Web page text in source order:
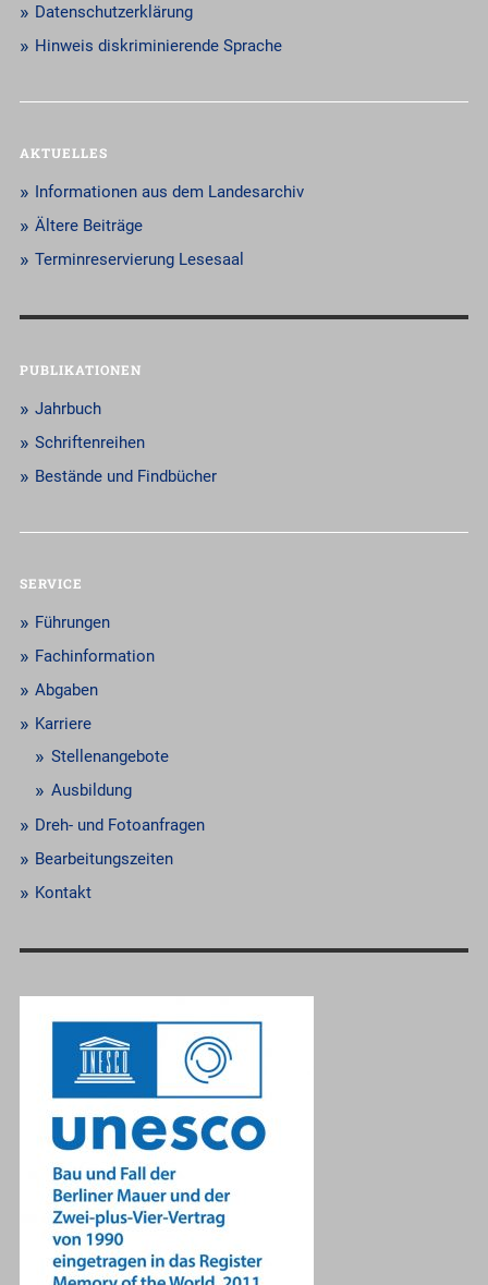
Datenschutzerklärung
Hinweis diskriminierende Sprache
AKTUELLES
Informationen aus dem Landesarchiv
Ältere Beiträge
Terminreservierung Lesesaal
PUBLIKATIONEN
Jahrbuch
Schriftenreihen
Bestände und Findbücher
SERVICE
Führungen
Fachinformation
Abgaben
Karriere
Stellenangebote
Ausbildung
Dreh- und Fotoanfragen
Bearbeitungszeiten
Kontakt